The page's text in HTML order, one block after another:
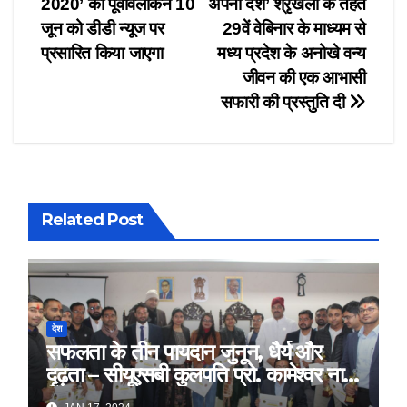
navigation
अपना देश’ श्रृंखला के तहत
29वें वेबिनार के माध्यम से
मध्य प्रदेश के अनोखे वन्य
जीवन की एक आभासी
सफारी की प्रस्तुति दी
2020’ का पूर्वावलोकन 10
जून को डीडी न्यूज पर
प्रसारित किया जाएगा
Related Post
देश
सफलता के तीन पायदान जुनून, धैर्य और
दृढ़ता – सीयूएसबी कुलपति प्रो. कामेश्वर नाथ
सिंह